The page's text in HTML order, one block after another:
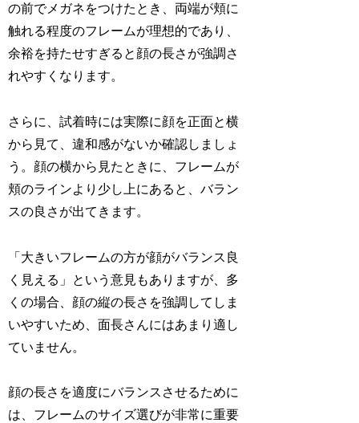
の前でメガネをつけたとき、両端が頬に
触れる程度のフレームが理想的であり、
余裕を持たせすぎると顔の長さが強調さ
れやすくなります。
さらに、試着時には実際に顔を正面と横
から見て、違和感がないか確認しましょ
う。顔の横から見たときに、フレームが
頬のラインより少し上にあると、バラン
スの良さが出てきます。
「大きいフレームの方が顔がバランス良
く見える」という意見もありますが、多
くの場合、顔の縦の長さを強調してしま
いやすいため、面長さんにはあまり適し
ていません。
顔の長さを適度にバランスさせるために
は、フレームのサイズ選びが非常に重要